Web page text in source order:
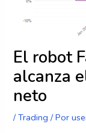
El robot
alcanza
neto
/Trading / Por